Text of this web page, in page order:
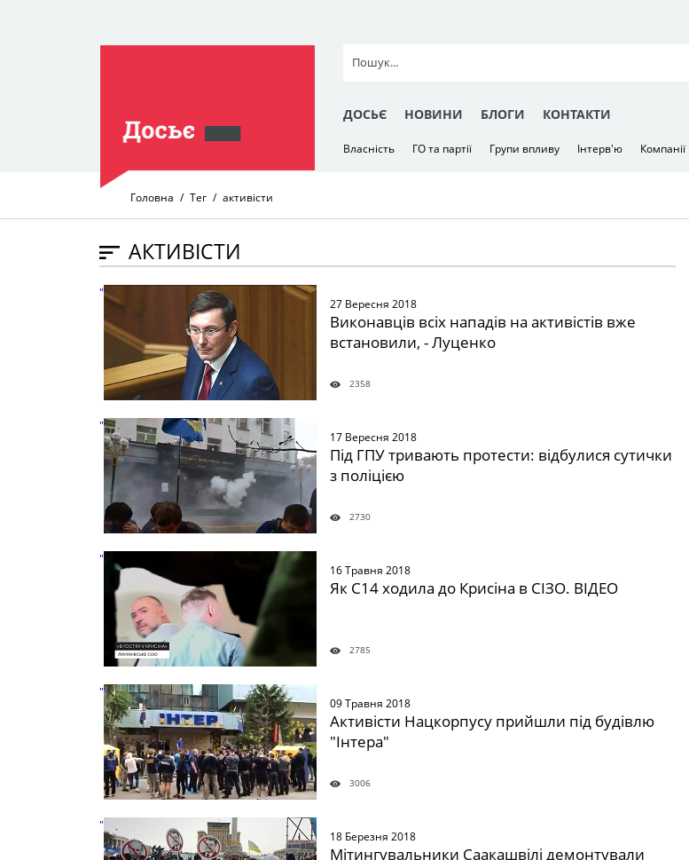
ДОСЬЄ НОВИНИ БЛОГИ КОНТАКТИ
Власність ГО та партії Групи впливу Інтерв'ю Компанії
Головна Тег активісти
АКТИВІСТИ
" />
27 Вересня 2018
Виконавців всіх нападів на активістів вже
встановили, - Луценко
2358
" />
17 Вересня 2018
Під ГПУ тривають протести: відбулися сутички
з поліцією
2730
" />
16 Травня 2018
Як С14 ходила до Крисіна в СІЗО. ВІДЕО
2785
" />
09 Травня 2018
Активісти Нацкорпусу прийшли під будівлю
"Інтера"
3006
" />
18 Березня 2018
Мітингувальники Саакашвілі демонтували